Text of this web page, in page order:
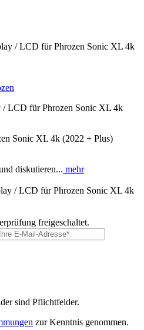
/ LCD für Phrozen Sonic XL 4k
LCD für Phrozen Sonic XL 4k
Sonic XL 4k (2022 + Plus)
diskutieren... mehr
/ LCD für Phrozen Sonic XL 4k
freigeschaltet.
sind Pflichtfelder.
zur Kenntnis genommen.